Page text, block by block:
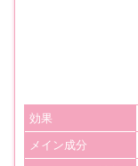
効果
メイン成分